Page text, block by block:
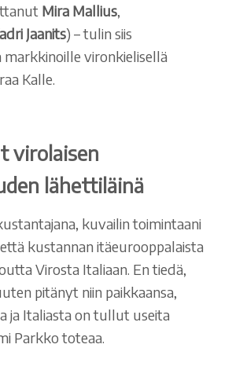
Mira Mallius,
Jaanits) – tulin siis
markkinoille vironkielisellä
Kalle.
virolaisen
lähettiläinä
kuvailin toimintaani
kustannan itäeurooppalaista
Virosta Italiaan. En tiedä,
pitänyt niin paikkaansa,
ja Italiasta on tullut useita
Parkko toteaa.